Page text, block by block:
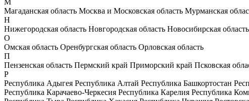
М
Магаданская область Москва и Московская область Мурманская
Н
Нижегородская область Новгородская область Новосибирская область
О
Омская область Оренбургская область Орловская область
П
Пензенская область Пермский край Приморский край Псковская
Р
Республика Адыгея Республика Алтай Республика Башкортостан
Республика Карачаево-Черкесия Республика Карелия Республика